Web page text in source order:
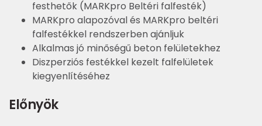
festhetők (MARKpro Beltéri falfesték)
MARKpro alapozóval és MARKpro beltéri
falfestékkel rendszerben ajánljuk
Alkalmas jó minőségű beton felületekhez
Diszperziós festékkel kezelt falfelületek
kiegyenlítéséhez
Előnyök